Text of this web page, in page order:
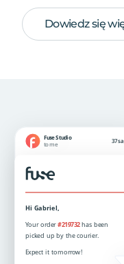
Dowiedz się